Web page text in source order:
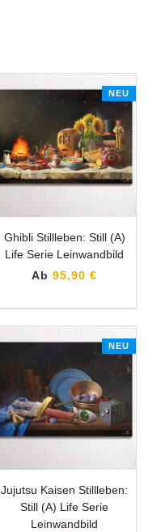
NEU
Ghibli Stillleben: Still (A)
Life Serie Leinwandbild
Ab 95,90 €
NEU
Jujutsu Kaisen Stillleben:
Still (A) Life Serie
Leinwandbild